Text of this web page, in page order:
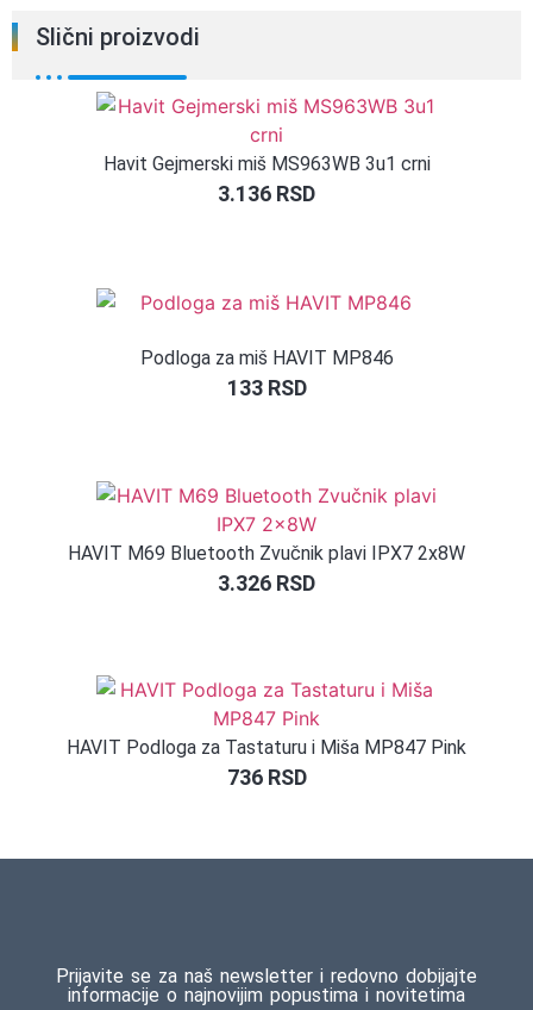
Slični proizvodi
Havit Gejmerski miš MS963WB 3u1 crni
3.136 RSD
Podloga za miš HAVIT MP846
133 RSD
HAVIT M69 Bluetooth Zvučnik plavi IPX7 2x8W
3.326 RSD
HAVIT Podloga za Tastaturu i Miša MP847 Pink
736 RSD
Prijavite se za naš newsletter i redovno dobijajte
informacije o najnovijim popustima i novitetima